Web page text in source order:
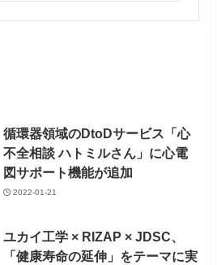
循環器領域のDtoDサービス「心
不全相談 ハトミルさん」に心電
図サポート機能が追加
2022-01-21
ユカイ工学 × RIZAP × JDSC、
「健康寿命の延伸」をテーマに実